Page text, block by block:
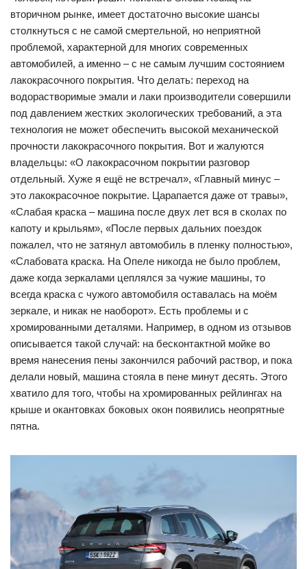
вторичном рынке, имеет достаточно высокие шансы
столкнуться с не самой смертельной, но неприятной
проблемой, характерной для многих современных
автомобилей, а именно – с не самым лучшим состоянием
лакокрасочного покрытия. Что делать: переход на
водорастворимые эмали и лаки производители совершили
под давлением жестких экологических требований, а эта
технология не может обеспечить высокой механической
прочности лакокрасочного покрытия. Вот и жалуются
владельцы: «О лакокрасочном покрытии разговор
отдельный. Хуже я ещё не встречал», «Главный минус –
это лакокрасочное покрытие. Царапается даже от травы»,
«Слабая краска – машина после двух лет вся в сколах по
капоту и крыльям», «После первых дальних поездок
пожалел, что не затянул автомобиль в пленку полностью»,
«Слабовата краска. На Опеле никогда не было проблем,
даже когда зеркалами цеплялся за чужие машины, то
всегда краска с чужого автомобиля оставалась на моём
зеркале, и никак не наоборот». Есть проблемы и с
хромированными деталями. Например, в одном из отзывов
описывается такой случай: на бесконтактной мойке во
время нанесения пены закончился рабочий раствор, и пока
делали новый, машина стояла в пене минут десять. Этого
хватило для того, чтобы на хромированных рейлингах на
крыше и окантовках боковых окон появились неопрятные
пятна.